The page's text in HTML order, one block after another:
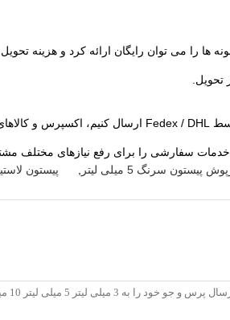
ها را می توان رایگان ارائه کرد و هزینه
خدمات سفارشی را برای رفع نیازهای مختلف
پیستون سرنگ 5 میلی لیتر پیستون